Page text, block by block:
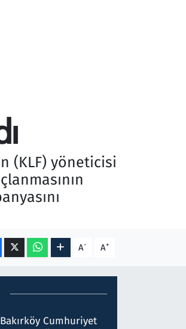
(KLF) yöneticisi
A- A+
Bakırköy Cumhuriyet